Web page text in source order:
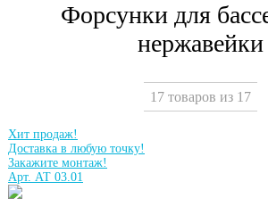
Форсунки для
нержавейки
17 товаров из 17
Хит продаж!
Доставка в любую точку!
Закажите монтаж!
Арт. АТ 03.01